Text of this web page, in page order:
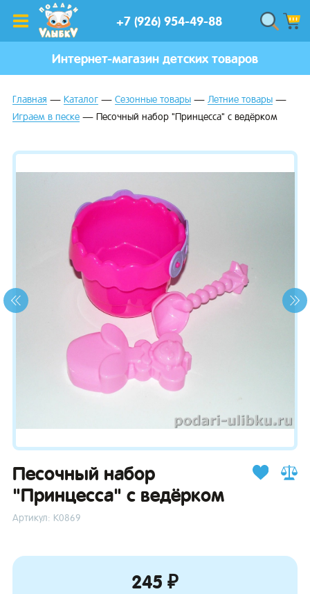
+7 (926) 954-49-88
Интернет-магазин детских товаров
Главная Каталог Сезонные товары
Летние товары
Играем в песке
Песочный набор "Принцесса" с ведёрком
Песочный набор
"Принцесса" с ведёрком
Артикул: К0869
245 ₽